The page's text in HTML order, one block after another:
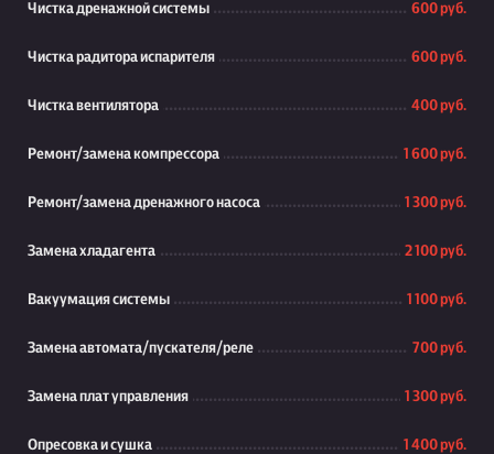
Чистка дренажной системы 600 руб.
Чистка радитора испарителя 600 руб.
Чистка вентилятора 400 руб.
Ремонт/замена компрессора 1 600 руб.
Ремонт/замена дренажного насоса 1 300 руб.
Замена хладагента 2 100 руб.
Вакуумация системы 1 100 руб.
Замена автомата/пускателя/реле 700 руб.
Замена плат управления 1 300 руб.
Опресовка и сушка 1 400 руб.